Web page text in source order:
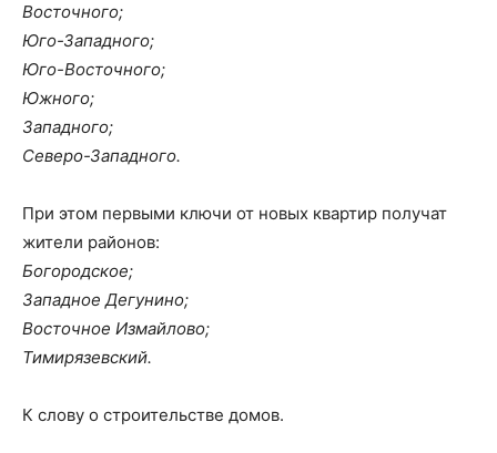
Восточного;
Юго-Западного;
Юго-Восточного;
Южного;
Западного;
Северо-Западного.
При этом первыми ключи от новых квартир получат
жители районов:
Богородское;
Западное Дегунино;
Восточное Измайлово;
Тимирязевский.
К слову о строительстве домов.